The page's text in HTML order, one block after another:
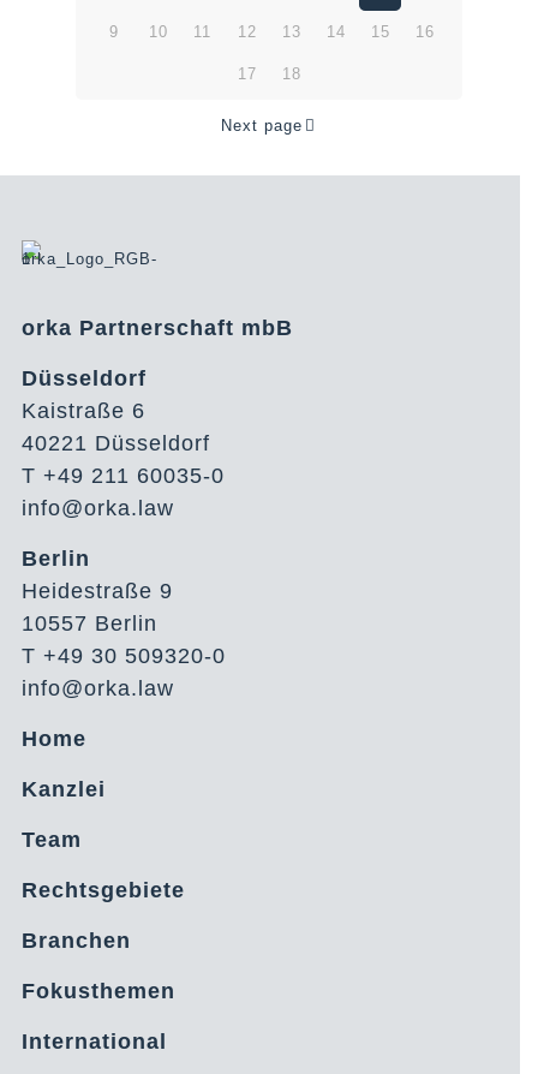
9 10 11 12 13 14 15 16
17 18
Next page
orka Partnerschaft mbB
Düsseldorf
Kaistraße 6
40221 Düsseldorf
T +49 211 60035-0
info@orka.law
Berlin
Heidestraße 9
10557 Berlin
T +49 30 509320-0
info@orka.law
Home
Kanzlei
Team
Rechtsgebiete
Branchen
Fokusthemen
International